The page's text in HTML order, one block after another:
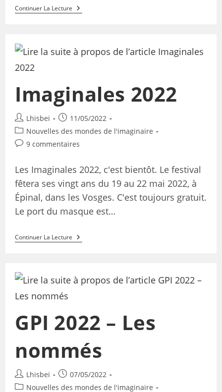
Continuer La Lecture
Imaginales 2022
Lhisbei
11/05/2022
Nouvelles des mondes de l'imaginaire
9 commentaires
Les Imaginales 2022, c'est bientôt. Le festival
fêtera ses vingt ans du 19 au 22 mai 2022, à
Épinal, dans les Vosges. C'est toujours gratuit.
Le port du masque est…
Continuer La Lecture
GPI 2022 – Les
nommés
Lhisbei
07/05/2022
Nouvelles des mondes de l'imaginaire